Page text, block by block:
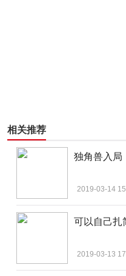
相关推荐
独角兽入局
2019-03-14
可以自己扎
2019-03-13